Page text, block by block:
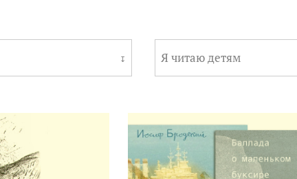
↧ Я читаю детям